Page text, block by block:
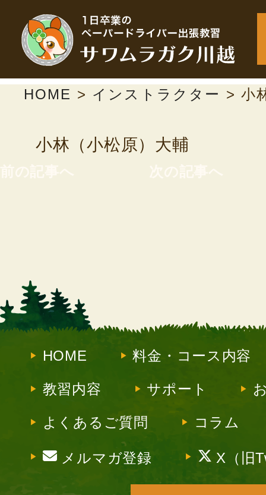
HOME > インストラクター > 小
小林（小松原）大輔
HOME 料金・コース内容
教習内容 サポート
よくあるご質問 コラム
メルマガ登録 X（旧